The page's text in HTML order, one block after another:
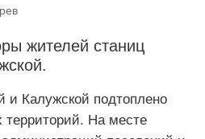
жителей станиц
и Калужской подтоплено
территорий. На месте